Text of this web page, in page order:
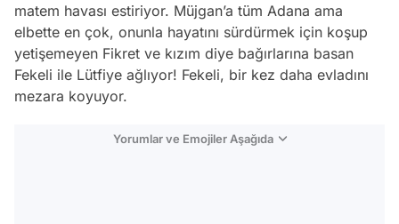
matem havası estiriyor. Müjgan’a tüm Adana ama
elbette en çok, onunla hayatını sürdürmek için koşup
yetişemeyen Fikret ve kızım diye bağırlarına basan
Fekeli ile Lütfiye ağlıyor! Fekeli, bir kez daha evladını
mezara koyuyor.
Yorumlar ve Emojiler Aşağıda